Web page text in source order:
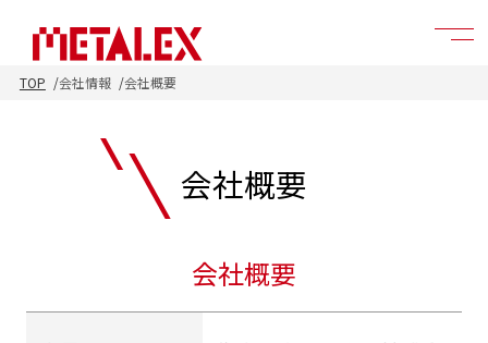
TOP 会社情報 会社概要
会社概要
会社概要